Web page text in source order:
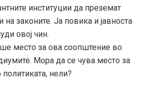
институции да преземат
на законите. Ја повика и јавноста
овој чин.
место за ова соопштение во
Мора да се чува место за
нели?